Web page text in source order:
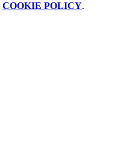
COOKIE POLICY.